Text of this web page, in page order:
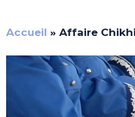
Accueil » Affaire Chikhi